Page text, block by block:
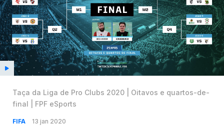
Taça da Liga de Pro Clubs 2020 | Oitavos e quartos-de-
final | FPF eSports
FIFA 13 jan 2020